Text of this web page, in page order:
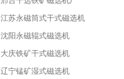
江苏永磁筒式干式磁选机
沈阳永磁辊式磁选机
大庆铁矿干式磁选机
辽宁锰矿湿式磁选机